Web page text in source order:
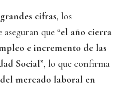
grandes cifras, los
que “el año cierra
e incremento de las
Social”, lo que confirma
mercado laboral en